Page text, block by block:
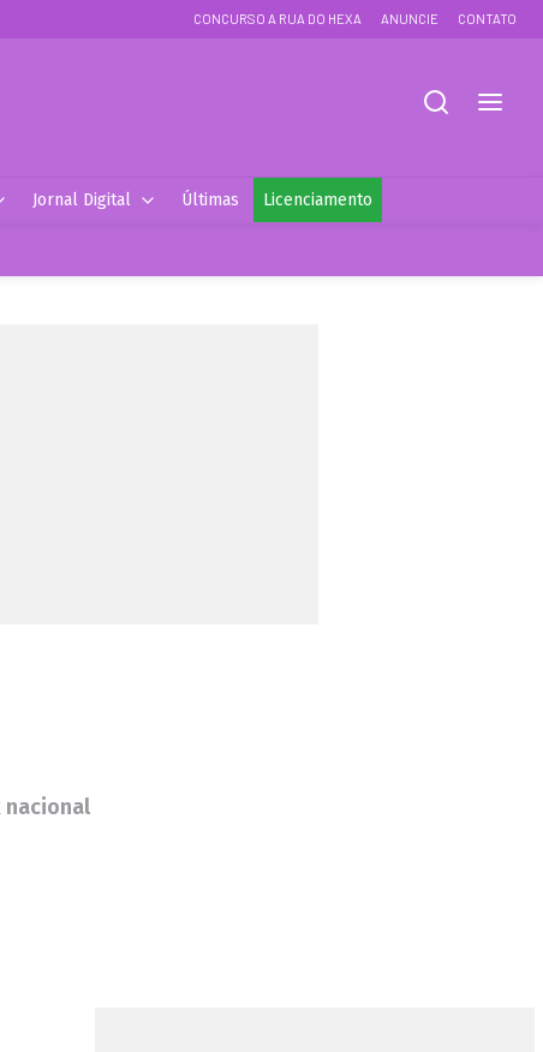
CONCURSO A RUA DO HEXA ANUNCIE CONTATO
Jornal Digital Últimas Licenciamento
nacional